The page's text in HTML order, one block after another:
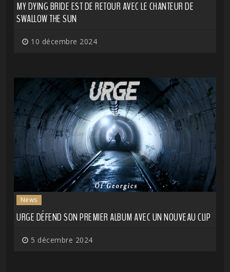
MY DYING BRIDE EST DE RETOUR AVEC LE CHANTEUR DE
SWALLOW THE SUN
10 décembre 2024
News
URGE DÉFEND SON PREMIER ALBUM AVEC UN NOUVEAU CLIP
5 décembre 2024